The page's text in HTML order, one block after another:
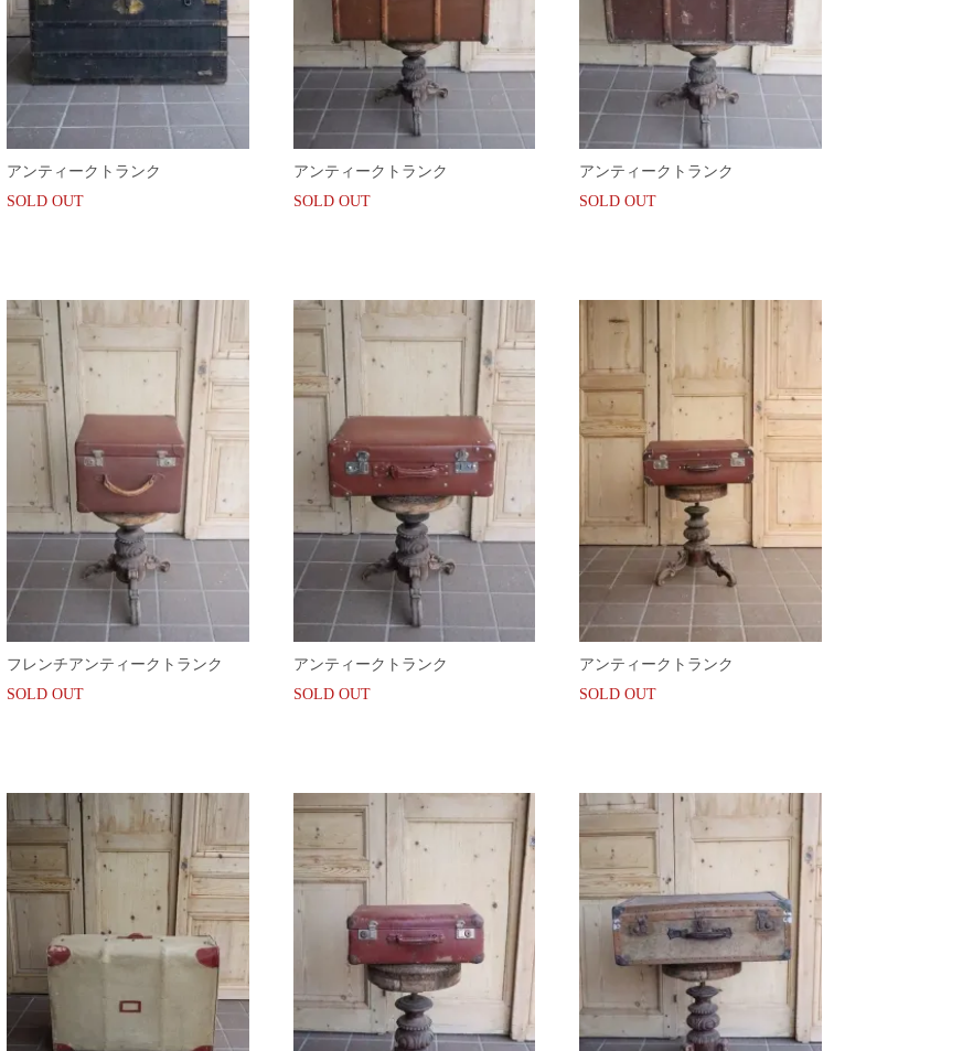
アンティークトランク
SOLD OUT
アンティークトランク
SOLD OUT
アンティークトランク
SOLD OUT
フレンチアンティークトランク
SOLD OUT
アンティークトランク
SOLD OUT
アンティークトランク
SOLD OUT